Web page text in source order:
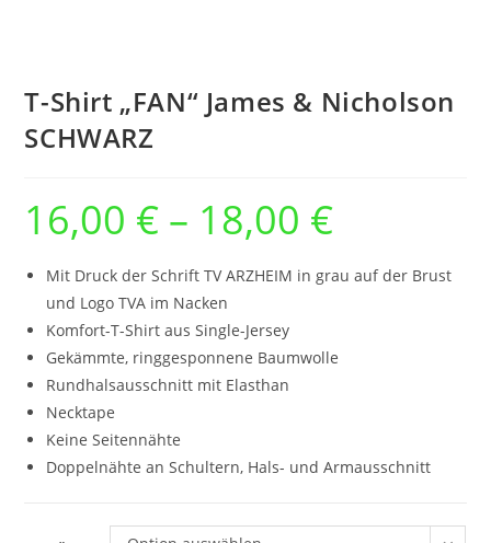
T-Shirt „FAN“ James & Nicholson
SCHWARZ
16,00 € – 18,00 €Preisspanne:
Mit Druck der Schrift TV ARZHEIM in grau auf der Brust
und Logo TVA im Nacken
Komfort-T-Shirt aus Single-Jersey
Gekämmte, ringgesponnene Baumwolle
Rundhalsausschnitt mit Elasthan
Necktape
Keine Seitennähte
Doppelnähte an Schultern, Hals- und Armausschnitt